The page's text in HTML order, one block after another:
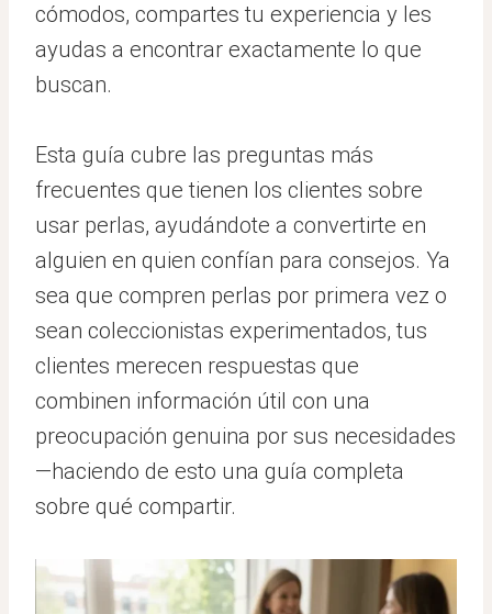
cómodos, compartes tu experiencia y les
ayudas a encontrar exactamente lo que
buscan.
Esta guía cubre las preguntas más
frecuentes que tienen los clientes sobre
usar perlas, ayudándote a convertirte en
alguien en quien confían para consejos. Ya
sea que compren perlas por primera vez o
sean coleccionistas experimentados, tus
clientes merecen respuestas que
combinen información útil con una
preocupación genuina por sus necesidades
—haciendo de esto una guía completa
sobre qué compartir.